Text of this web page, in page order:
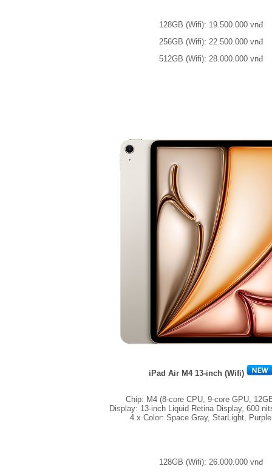
128GB (Wifi): 19.500.000 vnđ
256GB (Wifi): 22.500.000 vnđ
512GB (Wifi): 28.000.000 vnđ
iPad Air M4 13-inch (Wifi)
Chip: M4 (8-core CPU, 9-core GPU,
Display: 13-inch Liquid Retina Display, 600
4 x Color: Space Gray, StarLight,
128GB (Wifi): 26.000.000 vnđ